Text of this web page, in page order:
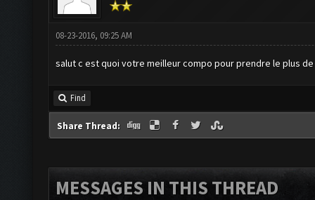
08-23-2016, 09:25 AM
salut c est quoi votre meilleur compo pour prendre le plus de
Find
Share Thread:
MESSAGES IN THIS THREAD